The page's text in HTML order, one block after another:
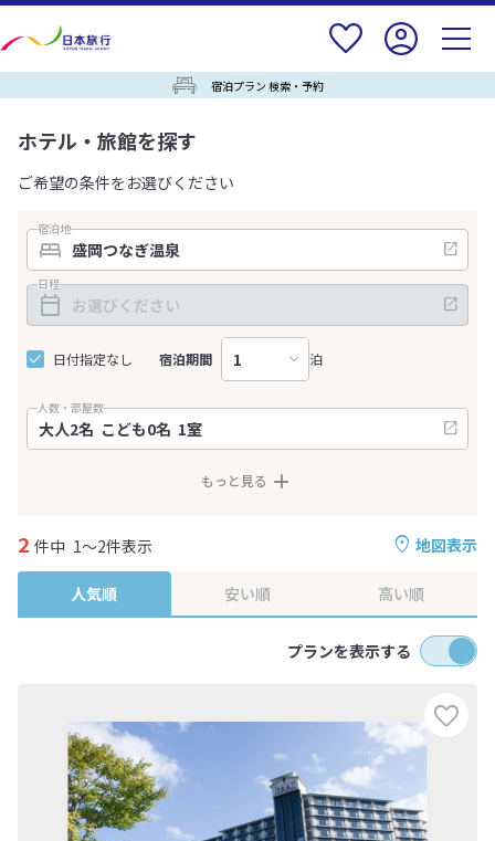
宿泊プラン 検索・予約
ホテル・旅館を探す
ご希望の条件をお選びください
宿泊地
日程
日付指定なし 宿泊期間 泊
人数・部屋数
もっと見る
地図表示
2 件中 1～2件表示
人気順 安い順 高い順
プランを表示する